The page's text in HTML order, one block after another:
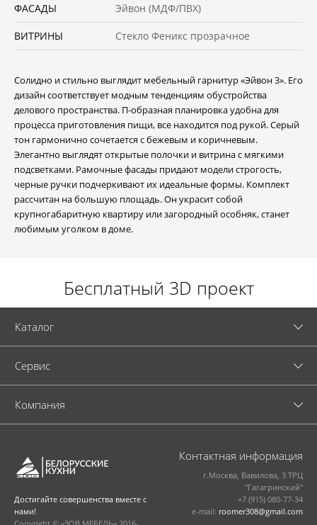
ФАСАДЫ Эйвон (МДФ/ПВХ)
ВИТРИНЫ Стекло Феникс прозрачное
Солидно и стильно выглядит мебельный гарнитур «Эйвон 3». Его
дизайн соответствует модным тенденциям обустройства
делового пространства. П-образная планировка удобна для
процесса приготовления пищи, все находится под рукой. Серый
тон гармонично сочетается с бежевым и коричневым.
Элегантно выглядят открытые полочки и витрина с мягкими
подсветками. Рамочные фасады придают модели строгость,
черные ручки подчеркивают их идеальные формы. Комплект
рассчитан на большую площадь. Он украсит собой
крупногабаритную квартиру или загородный особняк, станет
любимым уголком в доме.
Бесплатный 3D проект
Достигайте совершенства вместе с
нами!
Каталог
Cервис
Компания
Контактная информация
г.Москва, Вавилова, 3 ТРЦ
"Гагагринский"
+7 (915) 080-77-34
e-mail: roomer308@gmail.com